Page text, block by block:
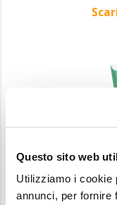
Questo sito web
Utilizziamo i cookie
annunci, per fornire
Consigli e